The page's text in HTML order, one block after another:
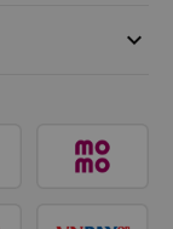
keyboard_arrow_down